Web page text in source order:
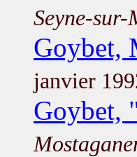
Seyne-
Goybet,
janvier
Goybet,